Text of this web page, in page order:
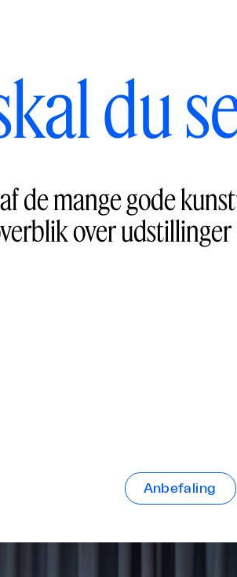
du
de mange gode
over udstillinger
Anbefaling